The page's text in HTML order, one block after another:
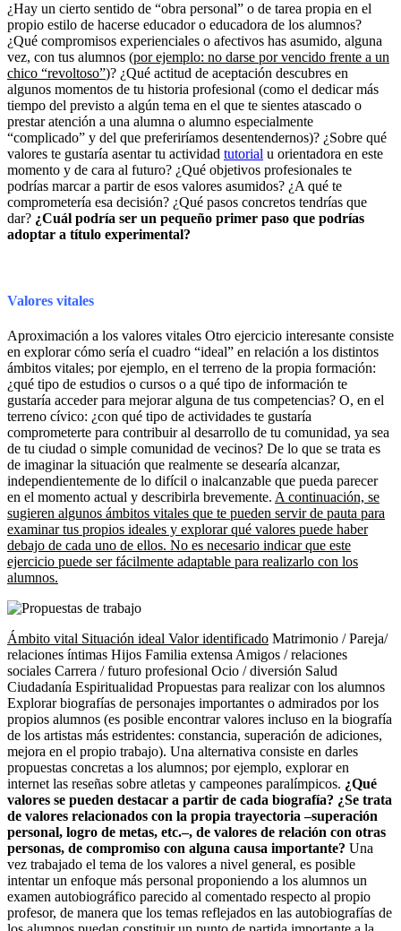
¿Hay un cierto sentido de “obra personal” o de tarea propia en el
propio estilo de hacerse educador o educadora de los alumnos?
¿Qué compromisos experienciales o afectivos has asumido, alguna
vez, con tus alumnos (por ejemplo: no darse por vencido frente a un
chico “revoltoso”)? ¿Qué actitud de aceptación descubres en
algunos momentos de tu historia profesional (como el dedicar más
tiempo del previsto a algún tema en el que te sientes atascado o
prestar atención a una alumna o alumno especialmente
“complicado” y del que preferiríamos desentendernos)? ¿Sobre qué
valores te gustaría asentar tu actividad tutorial u orientadora en este
momento y de cara al futuro? ¿Qué objetivos profesionales te
podrías marcar a partir de esos valores asumidos? ¿A qué te
comprometería esa decisión? ¿Qué pasos concretos tendrías que
dar? ¿Cuál podría ser un pequeño primer paso que podrías
adoptar a título experimental?
Valores vitales
Aproximación a los valores vitales Otro ejercicio interesante consiste
en explorar cómo sería el cuadro “ideal” en relación a los distintos
ámbitos vitales; por ejemplo, en el terreno de la propia formación:
¿qué tipo de estudios o cursos o a qué tipo de información te
gustaría acceder para mejorar alguna de tus competencias? O, en el
terreno cívico: ¿con qué tipo de actividades te gustaría
comprometerte para contribuir al desarrollo de tu comunidad, ya sea
de tu ciudad o simple comunidad de vecinos? De lo que se trata es
de imaginar la situación que realmente se desearía alcanzar,
independientemente de lo difícil o inalcanzable que pueda parecer
en el momento actual y describirla brevemente. A continuación, se
sugieren algunos ámbitos vitales que te pueden servir de pauta para
examinar tus propios ideales y explorar qué valores puede haber
debajo de cada uno de ellos. No es necesario indicar que este
ejercicio puede ser fácilmente adaptable para realizarlo con los
alumnos.
Ámbito vital Situación ideal Valor identificado Matrimonio / Pareja/
relaciones íntimas Hijos Familia extensa Amigos / relaciones
sociales Carrera / futuro profesional Ocio / diversión Salud
Ciudadanía Espiritualidad Propuestas para realizar con los alumnos
Explorar biografías de personajes importantes o admirados por los
propios alumnos (es posible encontrar valores incluso en la biografía
de los artistas más estridentes: constancia, superación de adiciones,
mejora en el propio trabajo). Una alternativa consiste en darles
propuestas concretas a los alumnos; por ejemplo, explorar en
internet las reseñas sobre atletas y campeones paralímpicos. ¿Qué
valores se pueden destacar a partir de cada biografía? ¿Se trata
de valores relacionados con la propia trayectoria –superación
personal, logro de metas, etc.–, de valores de relación con otras
personas, de compromiso con alguna causa importante? Una
vez trabajado el tema de los valores a nivel general, es posible
intentar un enfoque más personal proponiendo a los alumnos un
examen autobiográfico parecido al comentado respecto al propio
profesor, de manera que los temas reflejados en las autobiografías de